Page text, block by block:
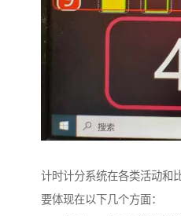
计时计分系统在各类活动和
要体现在以下几个方面：